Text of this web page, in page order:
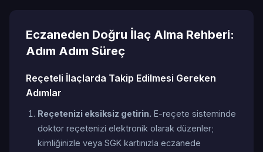
Eczaneden Doğru İlaç Alma Rehberi:
Adım Adım Süreç
Reçeteli İlaçlarda Takip Edilmesi Gereken
Adımlar
Reçetenizi eksiksiz getirin. E-reçete sisteminde
doktor reçetenizi elektronik olarak düzenler;
kimliğinizle veya SGK kartınızla eczanede